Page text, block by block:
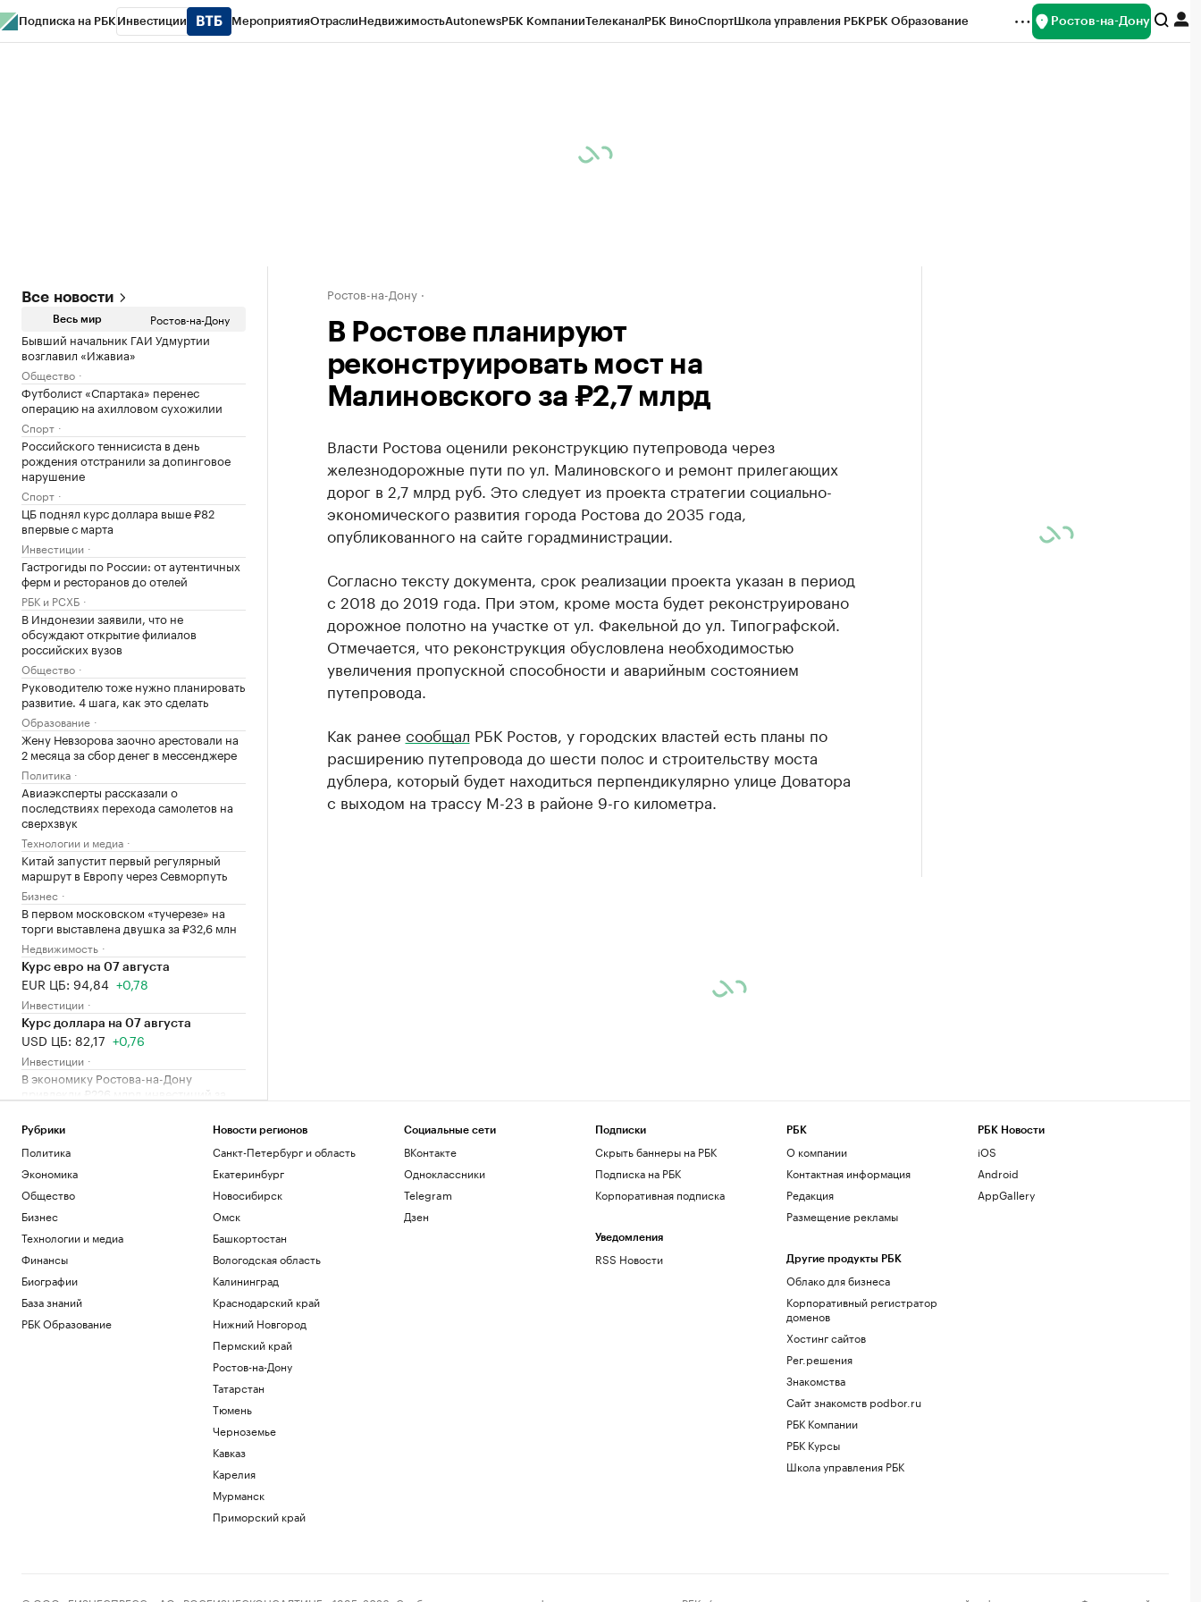
Подписка на РБК Инвестиции МероприятияОтраслиНедвижимостьAutonewsРБК КомпанииТелеканалРБК ВиноСпортШкола управления РБКРБК Образование Ростов-на-Дону
Все новости
Весь мир Ростов-на-Дону
Бывший начальник ГАИ Удмуртии
возглавил «Ижавиа»
Общество
Футболист «Спартака» перенес
операцию на ахилловом сухожилии
Спорт
Российского теннисиста в день
рождения отстранили за допинговое
нарушение
Спорт
ЦБ поднял курс доллара выше ₽82
впервые с марта
Инвестиции
Гастрогиды по России: от аутентичных
ферм и ресторанов до отелей
РБК и РСХБ
В Индонезии заявили, что не
обсуждают открытие филиалов
российских вузов
Общество
Руководителю тоже нужно планировать
развитие. 4 шага, как это сделать
Образование
Жену Невзорова заочно арестовали на
2 месяца за сбор денег в мессенджере
Политика
Авиаэксперты рассказали о
последствиях перехода самолетов на
сверхзвук
Технологии и медиа
Китай запустит первый регулярный
маршрут в Европу через Севморпуть
Бизнес
В первом московском «тучерезе» на
торги выставлена двушка за ₽32,6 млн
Недвижимость
Курс евро на 07 августа
EUR ЦБ: 94,84 +0,78
Инвестиции
Курс доллара на 07 августа
USD ЦБ: 82,17 +0,76
Инвестиции
В экономику Ростова-на-Дону
привлекли ₽226 млрд инвестиций за
Ростов-на-Дону
Лукашенко призвал белорусов
покупать пустующие дома в деревнях
Общество
Степень MBA: что это такое и как ее
получить
Образование
Шадаев заявил, что «Макс» будет в
России всегда
Общество
Орешкин рассказал, когда применять
ИИ неэффективно
Ростов-на-Дону
В Ростове планируют
реконструировать мост на
Малиновского за ₽2,7 млрд
Власти Ростова оценили реконструкцию путепровода через
железнодорожные пути по ул. Малиновского и ремонт прилегающих
дорог в 2,7 млрд руб. Это следует из проекта стратегии социально-
экономического развития города Ростова до 2035 года,
опубликованного на сайте горадминистрации.
Согласно тексту документа, срок реализации проекта указан в период
с 2018 до 2019 года. При этом, кроме моста будет реконструировано
дорожное полотно на участке от ул. Факельной до ул. Типографской.
Отмечается, что реконструкция обусловлена необходимостью
увеличения пропускной способности и аварийным состоянием
путепровода.
Как ранее сообщал РБК Ростов, у городских властей есть планы по
расширению путепровода до шести полос и строительству моста
дублера, который будет находиться перпендикулярно улице Доватора
с выходом на трассу М-23 в районе 9-го километра.
Рубрики
Политика
Экономика
Общество
Бизнес
Технологии и медиа
Финансы
Биографии
База знаний
РБК Образование
Новости регионов
Санкт-Петербург и область
Екатеринбург
Новосибирск
Омск
Башкортостан
Вологодская область
Калининград
Краснодарский край
Нижний Новгород
Пермский край
Ростов-на-Дону
Татарстан
Тюмень
Черноземье
Кавказ
Карелия
Мурманск
Приморский край
Социальные сети
ВКонтакте
Одноклассники
Telegram
Дзен
Подписки
Скрыть баннеры на РБК
Подписка на РБК
Корпоративная подписка
Уведомления
RSS Новости
РБК
О компании
Контактная информация
Редакция
Размещение рекламы
Другие продукты РБК
Облако для бизнеса
Корпоративный регистратор
доменов
Хостинг сайтов
Рег.решения
Знакомства
Сайт знакомств podbor.ru
РБК Компании
РБК Курсы
Школа управления РБК
РБК Новости
iOS
Android
AppGallery